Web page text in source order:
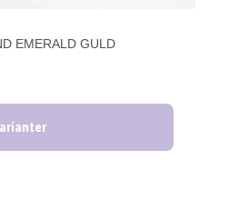
EMERALD GULD